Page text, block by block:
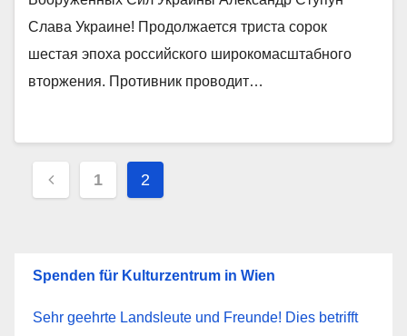
Слава Украине! Продолжается триста сорок
шестая эпоха российского широкомасштабного
вторжения. Противник проводит…
Пагинация
записей
1 2
Spenden für Kulturzentrum in Wien
Sehr geehrte Landsleute und Freunde! Dies betrifft